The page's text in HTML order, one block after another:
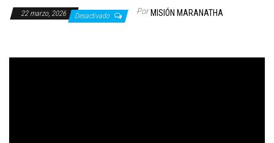
22 marzo, 2026 Desactivado Por MISIÓN MARANATHA